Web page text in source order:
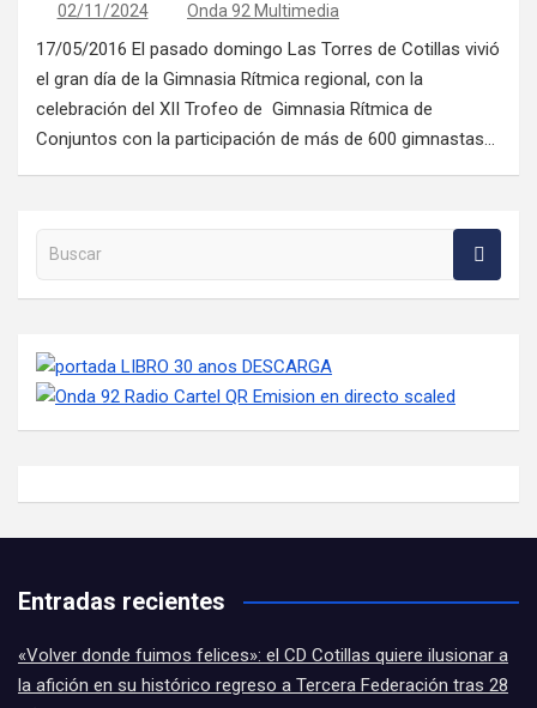
02/11/2024 Onda 92 Multimedia
17/05/2016 El pasado domingo Las Torres de Cotillas vivió
el gran día de la Gimnasia Rítmica regional, con la
celebración del XII Trofeo de Gimnasia Rítmica de
Conjuntos con la participación de más de 600 gimnastas…
Buscar en la web
Entradas recientes
«Volver donde fuimos felices»: el CD Cotillas quiere ilusionar a
la afición en su histórico regreso a Tercera Federación tras 28